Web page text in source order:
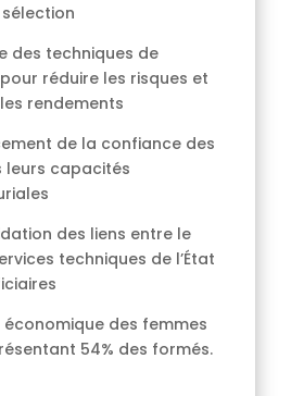
des techniques de
réduire les risques et
rendements
de la confiance des
leurs capacités
des liens entre le
techniques de l’État
économique des femmes
54% des formés.